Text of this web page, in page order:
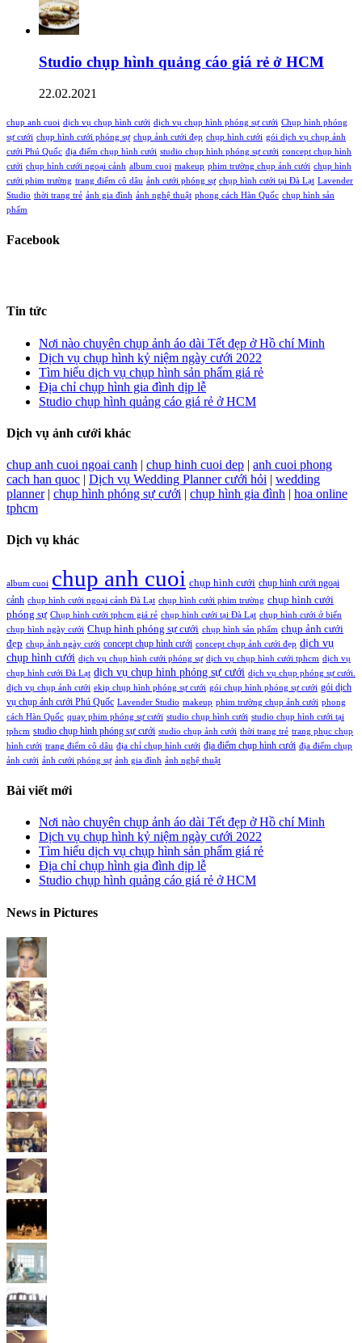
Studio chụp hình quảng cáo giá rẻ ở HCM
22.02.2021
chup anh cuoi dịch vụ chụp hình cưới dịch vụ chụp hình phóng sự cưới Chụp hình phóng
sự cưới chụp hình cưới phóng sự chụp ảnh cưới đẹp chụp hình cưới gói dịch vụ chụp ảnh
cưới Phú Quốc địa điểm chụp hình cưới studio chụp hình phóng sự cưới concept chụp hình
cưới chụp hình cưới ngoại cảnh album cuoi makeup phim trường chụp ảnh cưới chụp hình
cưới phim trường trang điểm cô dâu ảnh cưới phóng sự chụp hình cưới tại Đà Lạt Lavender
Studio thời trang trẻ ảnh gia đình ảnh nghệ thuật phong cách Hàn Quốc chụp hình sản
phẩm
Facebook
Tin tức
Nơi nào chuyên chụp ảnh áo dài Tết đẹp ở Hồ chí Minh
Dịch vụ chụp hình kỷ niệm ngày cưới 2022
Tìm hiểu dịch vụ chụp hình sản phẩm giá rẻ
Địa chỉ chụp hình gia đình dịp lễ
Studio chụp hình quảng cáo giá rẻ ở HCM
Dịch vụ ảnh cưới khác
chup anh cuoi ngoai canh | chup hinh cuoi dep | anh cuoi phong
cach han quoc | Dịch vụ Wedding Planner cưới hỏi | wedding
planner| chụp hình phóng sự cưới | chụp hình gia đình | hoa online
tphcm
Dịch vụ khác
album cuoi chup anh cuoi chụp hình cưới chụp hình cưới ngoại
cảnh chụp hình cưới ngoại cảnh Đà Lạt chụp hình cưới phim trường chụp hình cưới
phóng sự Chụp hình cưới tphcm giá rẻ chụp hình cưới tại Đà Lạt chụp hình cưới ở biển
chụp hình ngày cưới Chụp hình phóng sự cưới chụp hình sản phẩm chụp ảnh cưới
đẹp chụp ảnh ngày cưới concept chụp hình cưới concept chụp ảnh cưới đẹp dịch vụ
chụp hình cưới dịch vụ chụp hình cưới phóng sự dịch vụ chụp hình cưới tphcm dịch vụ
chụp hình cưới Đà Lạt dịch vụ chụp hình phóng sự cưới dịch vụ chụp phóng sự cưới.
dịch vụ chụp ảnh cưới ekip chụp hình phóng sự cưới gói chụp hình phóng sự cưới gói dịch
vụ chụp ảnh cưới Phú Quốc Lavender Studio makeup phim trường chụp ảnh cưới phong
cách Hàn Quốc quay phim phóng sự cưới studio chụp hình cưới studio chụp hình cưới tại
tphcm studio chụp hình phóng sự cưới studio chụp ảnh cưới thời trang trẻ trang phục chụp
hình cưới trang điểm cô dâu địa chỉ chụp hình cưới địa điểm chụp hình cưới địa điểm chụp
ảnh cưới ảnh cưới phóng sự ảnh gia đình ảnh nghệ thuật
Bài viết mới
Nơi nào chuyên chụp ảnh áo dài Tết đẹp ở Hồ chí Minh
Dịch vụ chụp hình kỷ niệm ngày cưới 2022
Tìm hiểu dịch vụ chụp hình sản phẩm giá rẻ
Địa chỉ chụp hình gia đình dịp lễ
Studio chụp hình quảng cáo giá rẻ ở HCM
News in Pictures